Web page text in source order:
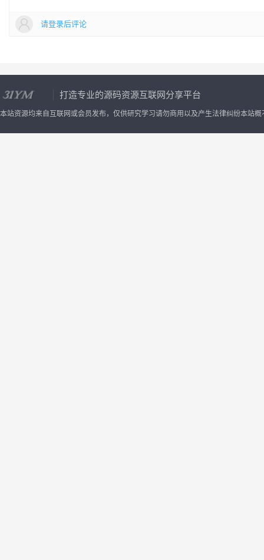
请登录后评论
打造专业的源码资源互联网分享平台
本站资源均来自互联网或会员发布，仅供研究学习请勿商用以及产生法律纠纷本站